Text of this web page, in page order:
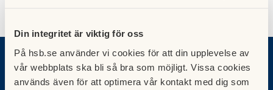
Din integritet är viktig för oss
På hsb.se använder vi cookies för att din upplevelse av
vår webbplats ska bli så bra som möjligt. Vissa cookies
används även för att optimera vår kontakt med dig som
Vad vill du göra?
Sök bostad